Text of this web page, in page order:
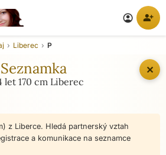
account_circle person_add
✕
Liberec P
Seznamka
let 170 cm Liberec
z Liberce. Hledá partnerský vztah
a komunikace na seznamce